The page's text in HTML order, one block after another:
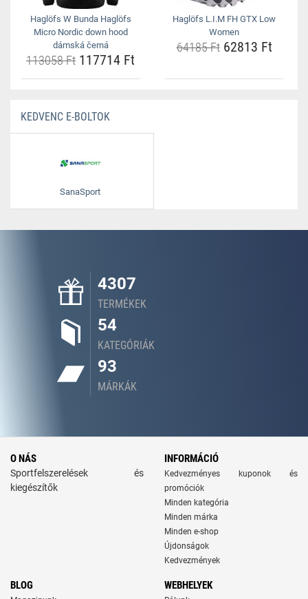
Haglöfs W Bunda Haglöfs
Micro Nordic down hood
dámská černá
113058 Ft 117714 Ft
Haglöfs L.I.M FH GTX Low
Women
64185 Ft62813 Ft
KEDVENC E-BOLTOK
SanaSport
4307
TERMÉKEK
54
KATEGÓRIÁK
93
MÁRKÁK
O NÁS
Sportfelszerelések és
kiegészítők
INFORMÁCIÓ
Kedvezményes kuponok és
promóciók
Minden kategória
Minden márka
Minden e-shop
Újdonságok
Kedvezmények
BLOG WEBHELYEK